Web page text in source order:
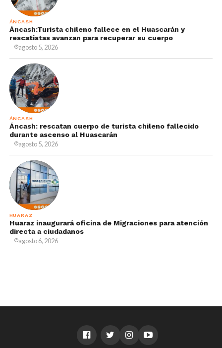
ÁNCASH
Áncash:Turista chileno fallece en el Huascarán y
rescatistas avanzan para recuperar su cuerpo
agosto 5, 2026
ÁNCASH
Áncash: rescatan cuerpo de turista chileno fallecido
durante ascenso al Huascarán
agosto 5, 2026
HUARAZ
Huaraz inaugurará oficina de Migraciones para atención
directa a ciudadanos
agosto 6, 2026